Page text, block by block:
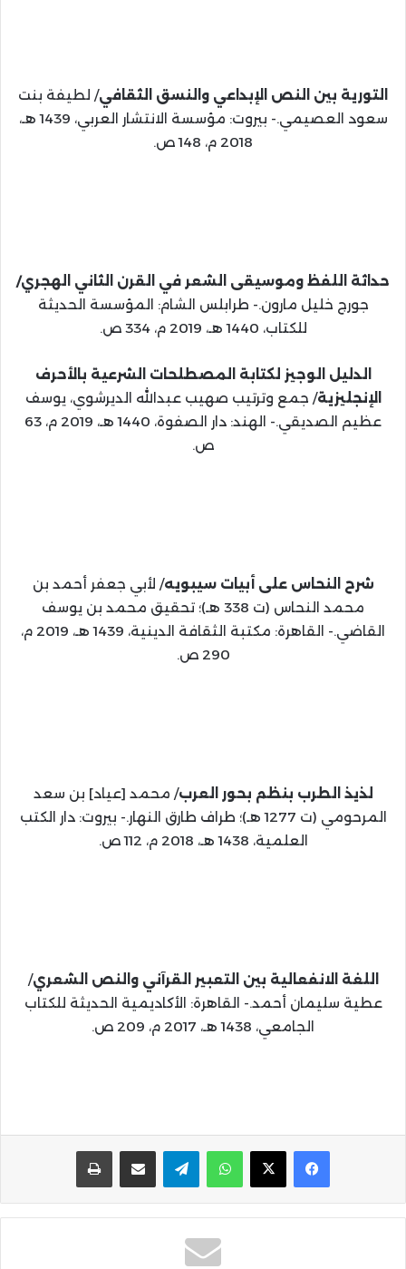
التورية بين النص الإبداعي والنسق الثقافي/ لطيفة بنت
سعود العصيمي.- بيروت: مؤسسة الانتشار العربي، 1439 هـ،
2018 م، 148 ص.
حداثة اللفظ وموسيقى الشعر في القرن الثاني الهجري/
جورج خليل مارون.- طرابلس الشام: المؤسسة الحديثة
للكتاب، 1440 هـ، 2019 م، 334 ص.
الدليل الوجيز لكتابة المصطلحات الشرعية بالأحرف
الإنجليزية/ جمع وترتيب صهيب عبدالله الديرشوي، يوسف
عظيم الصديقي.- الهند: دار الصفوة، 1440 هـ، 2019 م، 63
ص.
شرح النحاس على أبيات سيبويه/ لأبي جعفر أحمد بن
محمد النحاس (ت 338 هـ)؛ تحقيق محمد بن يوسف
القاضي.- القاهرة: مكتبة الثقافة الدينية، 1439 هـ، 2019 م،
290 ص.
لذيذ الطرب بنظم بحور العرب/ محمد [عياد] بن سعد
المرحومي (ت 1277 هـ)؛ طراف طارق النهار.- بيروت: دار الكتب
العلمية، 1438 هـ، 2018 م، 112 ص.
اللغة الانفعالية بين التعبير القرآني والنص الشعري/
عطية سليمان أحمد.- القاهرة: الأكاديمية الحديثة للكتاب
الجامعي، 1438 هـ، 2017 م، 209 ص.
واتساب تيلقرام مشاركة عبر البريد